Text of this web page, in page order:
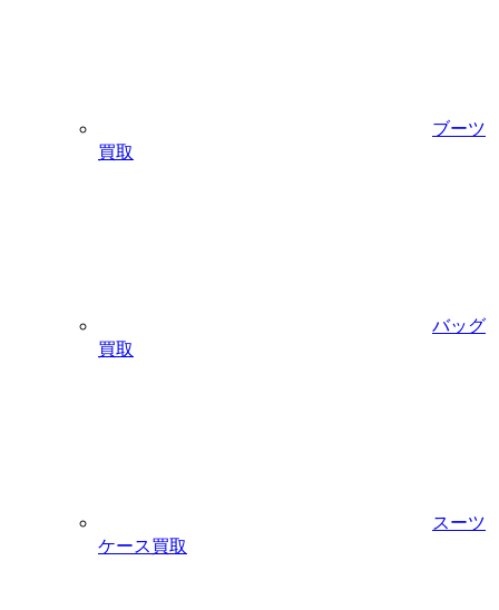
ブーツ
買取
バッグ
買取
スーツ
ケース買取